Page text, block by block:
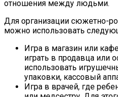
отношения между людьми.
Для организации сюжетно-
можно использовать
Игра в магазин или
играть в продавца или
использовать
упаковки, кассовый
Игра в врачей, где